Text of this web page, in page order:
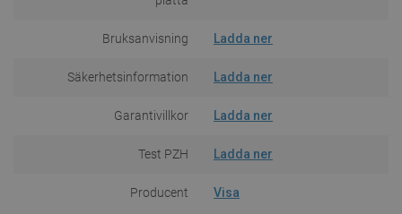
Bruksanvisning Ladda ner
Säkerhetsinformation Ladda ner
Garantivillkor Ladda ner
Test PZH Ladda ner
Producent Visa